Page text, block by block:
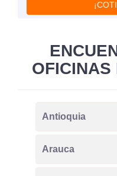
OFICINAS
Antioquia
Arauca